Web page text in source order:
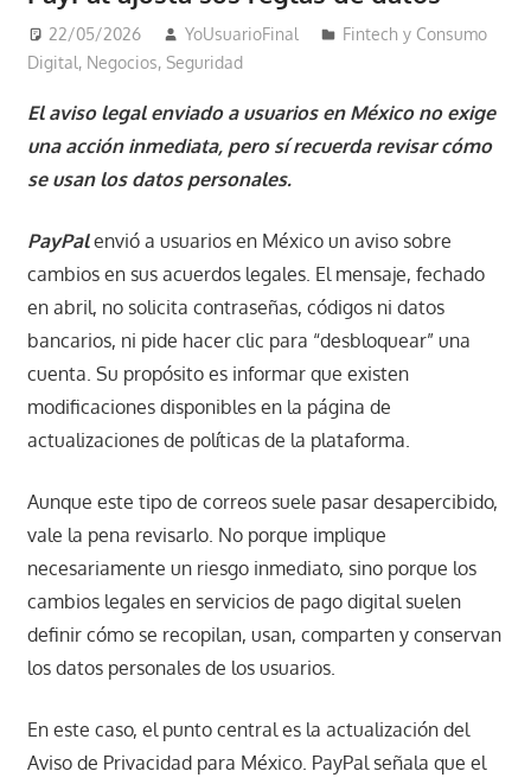
22/05/2026 YoUsuarioFinal
Fintech y Consumo
Digital, Negocios, Seguridad
El aviso legal enviado a usuarios en México no exige
una acción inmediata, pero sí recuerda revisar cómo
se usan los datos personales.
PayPalenvió a usuarios en México un aviso sobre
cambios en sus acuerdos legales. El mensaje, fechado
en abril, no solicita contraseñas, códigos ni datos
bancarios, ni pide hacer clic para “desbloquear” una
cuenta. Su propósito es informar que existen
modificaciones disponibles en la página de
actualizaciones de políticas de la plataforma.
Aunque este tipo de correos suele pasar desapercibido,
vale la pena revisarlo. No porque implique
necesariamente un riesgo inmediato, sino porque los
cambios legales en servicios de pago digital suelen
definir cómo se recopilan, usan, comparten y conservan
los datos personales de los usuarios.
En este caso, el punto central es la actualización del
Aviso de Privacidad para México. PayPal señala que el